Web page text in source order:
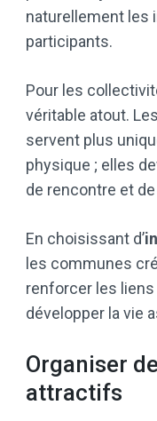
naturellement les
participants.
Pour les
véritable atout.
servent plus
physique ; elles
de rencontre et
En choisissant d’
les communes
renforcer les
développer la vie
Organiser
attractifs